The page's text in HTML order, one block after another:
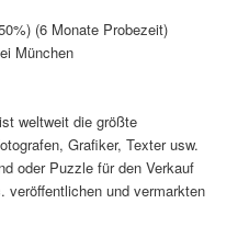
(6 Monate Probezeit)
München
weltweit die größte
Grafiker, Texter usw.
oder Puzzle für den Verkauf
veröffentlichen und vermarkten